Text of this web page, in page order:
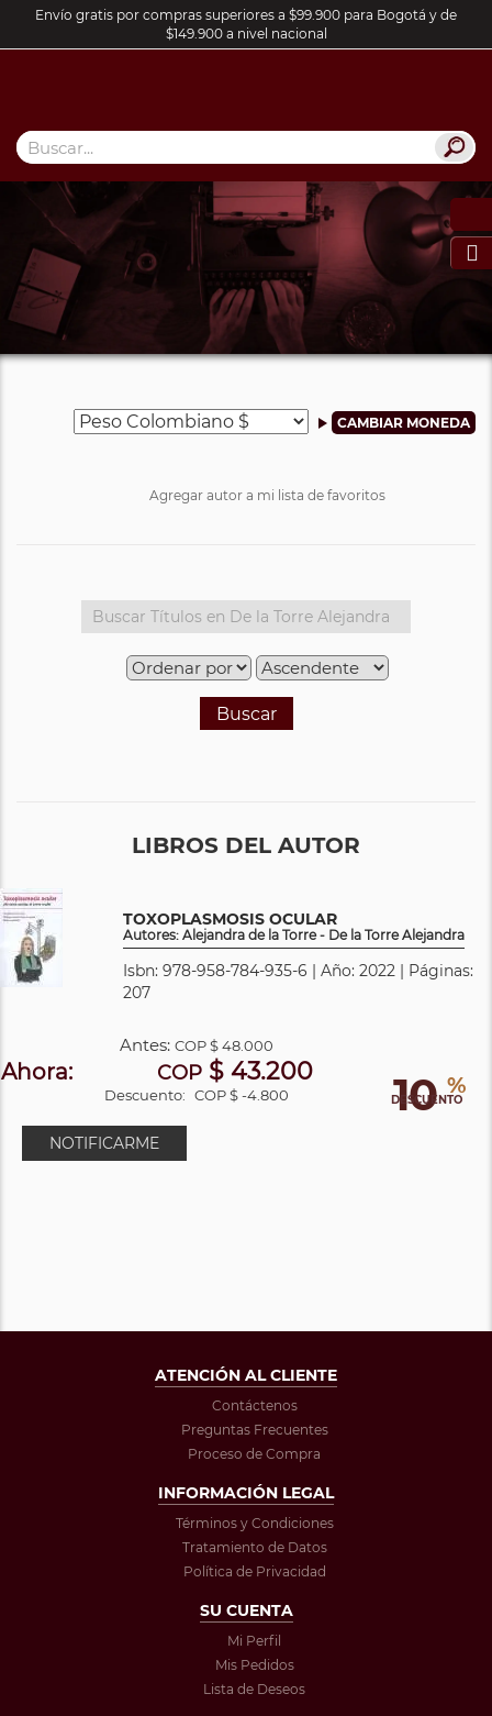
Envío gratis por compras superiores a $99.900 para Bogotá y de
$149.900 a nivel nacional

Agregar autor a mi lista de favoritos
Buscar
LIBROS DEL AUTOR
TOXOPLASMOSIS OCULAR
Autores: Alejandra de la Torre - De la Torre Alejandra
Isbn: 978-958-784-935-6 | Año: 2022 | Páginas:
207
10 %
DESCUENTO
Antes:COP$ 48.000
Ahora: COP $ 43.200
Descuento: COP $ -4.800
NOTIFICARME
ATENCIÓN AL CLIENTE
Contáctenos
Preguntas Frecuentes
Proceso de Compra
INFORMACIÓN LEGAL
Términos y Condiciones
Tratamiento de Datos
Política de Privacidad
SU CUENTA
Mi Perfil
Mis Pedidos
Lista de Deseos